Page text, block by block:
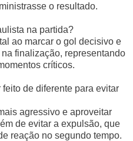
o resultado.
na partida?
ao marcar o gol decisivo e
finalização, representando
críticos.
de diferente para evitar
agressivo e aproveitar
de evitar a expulsão, que
reação no segundo tempo.